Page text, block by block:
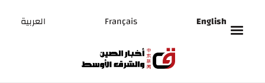
English
Français العربية